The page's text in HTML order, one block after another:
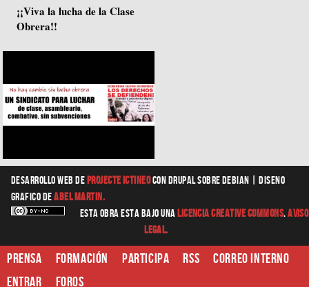
¡¡Viva la lucha de la Clase
Obrera!!
Desarrollo web de Projecte Ictineocon Drupal sobre Debian |diseno
graficodeAbel Martin.
Esta obra esta bajo una Licencia Creative Commons.Aviso
Legal.
Prensa Formación Participa RSS
Correo interno
Entrar
Foros